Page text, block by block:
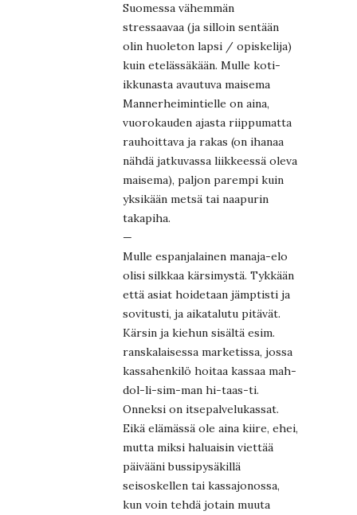
Suomessa vähemmän
stressaavaa (ja silloin sentään
olin huoleton lapsi / opiskelija)
kuin etelässäkään. Mulle koti-
ikkunasta avautuva maisema
Mannerheimintielle on aina,
vuorokauden ajasta riippumatta
rauhoittava ja rakas (on ihanaa
nähdä jatkuvassa liikkeessä oleva
maisema), paljon parempi kuin
yksikään metsä tai naapurin
takapiha.
—
Mulle espanjalainen manaja-elo
olisi silkkaa kärsimystä. Tykkään
että asiat hoidetaan jämptisti ja
sovitusti, ja aikatalutu pitävät.
Kärsin ja kiehun sisältä esim.
ranskalaisessa marketissa, jossa
kassahenkilö hoitaa kassaa mah-
dol-li-sim-man hi-taas-ti.
Onneksi on itsepalvelukassat.
Eikä elämässä ole aina kiire, ehei,
mutta miksi haluaisin viettää
päivääni bussipysäkillä
seisoskellen tai kassajonossa,
kun voin tehdä jotain muuta